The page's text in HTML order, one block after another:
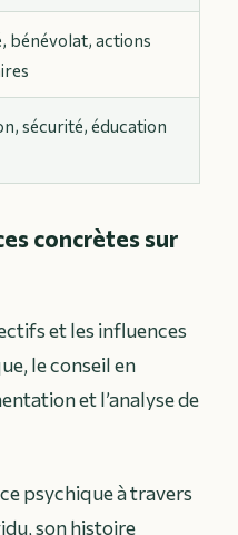
bénévolat, actions
sécurité, éducation
concrètes sur
et les influences
le conseil en
et l’analyse de
psychique à travers
son histoire